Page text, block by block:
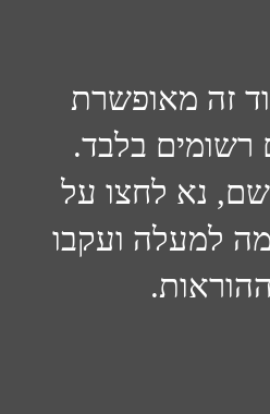
זה מאופשרת
בלבד.
נא לחצו על
למעלה ועקבו